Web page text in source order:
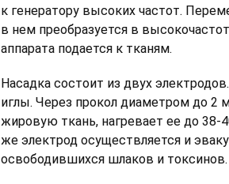
к генератору высоких частот.
в нем преобразуется в
аппарата подается к тканям.
Насадка состоит из двух
иглы. Через прокол диаметром до 2
жировую ткань, нагревает ее до 38-
же электрод осуществляется и
освободившихся шлаков и токсинов.